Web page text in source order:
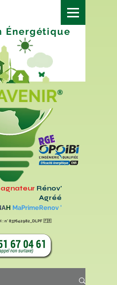
Énergétique
Rénov'
Agréé
H MaPrimeRenov '
n° 837642982_DLPF🇫🇷